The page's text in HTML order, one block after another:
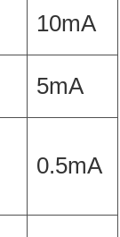
10mA
5mA
0.5mA